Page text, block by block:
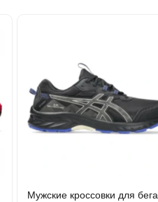
Мужские кроссовки для бега